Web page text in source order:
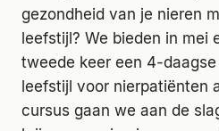
gezondheid van je nieren
leefstijl? We bieden in mei
tweede keer een 4-
leefstijl voor nierpatiënten
cursus gaan we aan de